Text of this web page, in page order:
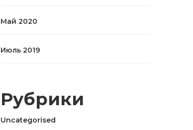
Май 2020
Июль 2019
Рубрики
Uncategorised